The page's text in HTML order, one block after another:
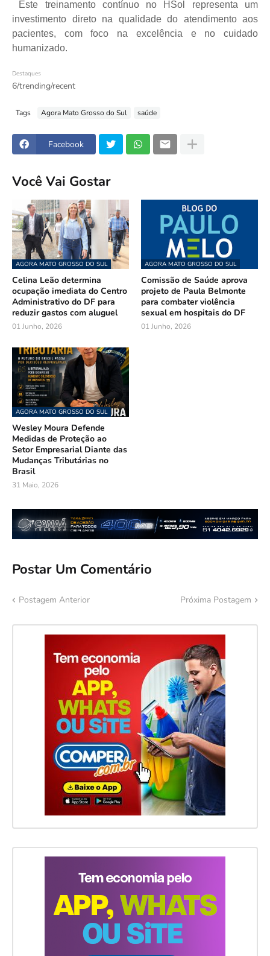
Este treinamento contínuo no HSol representa um
investimento direto na qualidade do atendimento aos
pacientes, com foco na excelência e no cuidado
humanizado.
Destaques
6/trending/recent
Tags Agora Mato Grosso do Sul saúde
Facebook
Você Vai Gostar
AGORA MATO GROSSO DO SUL
Celina Leão determina
ocupação imediata do Centro
Administrativo do DF para
reduzir gastos com aluguel
01 Junho, 2026
AGORA MATO GROSSO DO SUL
Comissão de Saúde aprova
projeto de Paula Belmonte
para combater violência
sexual em hospitais do DF
01 Junho, 2026
AGORA MATO GROSSO DO SUL
Wesley Moura Defende
Medidas de Proteção ao
Setor Empresarial Diante das
Mudanças Tributárias no
Brasil
31 Maio, 2026
Postar Um Comentário
Postagem Anterior Próxima Postagem